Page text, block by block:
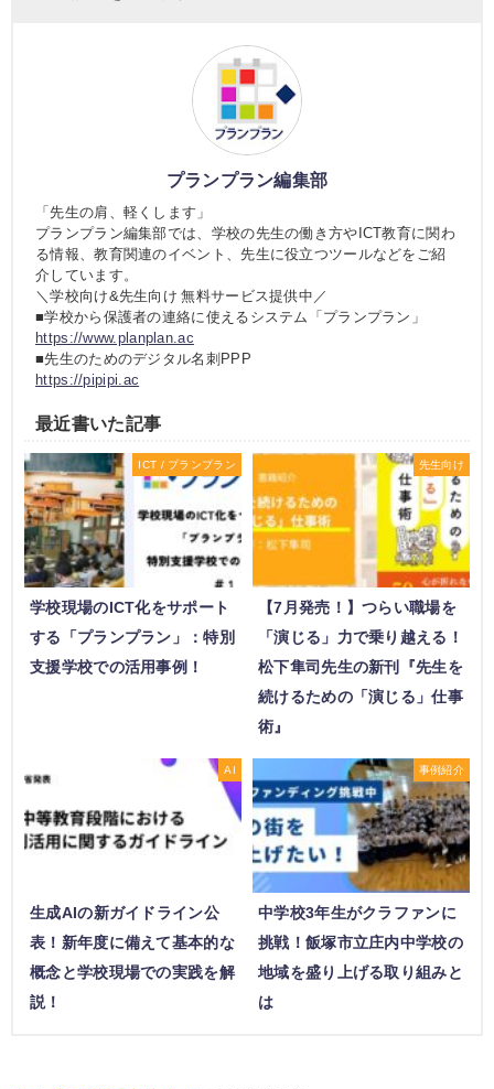
プランプラン編集部
「先生の肩、軽くします」
プランプラン編集部では、学校の先生の働き方やICT教育に関わ
る情報、教育関連のイベント、先生に役立つツールなどをご紹
介しています。
＼学校向け&先生向け 無料サービス提供中／
■学校から保護者の連絡に使えるシステム「プランプラン」
https://www.planplan.ac
■先生のためのデジタル名刺PPP
https://pipipi.ac
最近書いた記事
ICT / プランプラン
学校現場のICT化をサポート
する「プランプラン」：特別
支援学校での活用事例！
先生向け
【7月発売！】つらい職場を
「演じる」力で乗り越える！
松下隼司先生の新刊『先生を
続けるための「演じる」仕事
術』
AI
生成AIの新ガイドライン公
表！新年度に備えて基本的な
概念と学校現場での実践を解
説！
事例紹介
中学校3年生がクラファンに
挑戦！飯塚市立庄内中学校の
地域を盛り上げる取り組みと
は